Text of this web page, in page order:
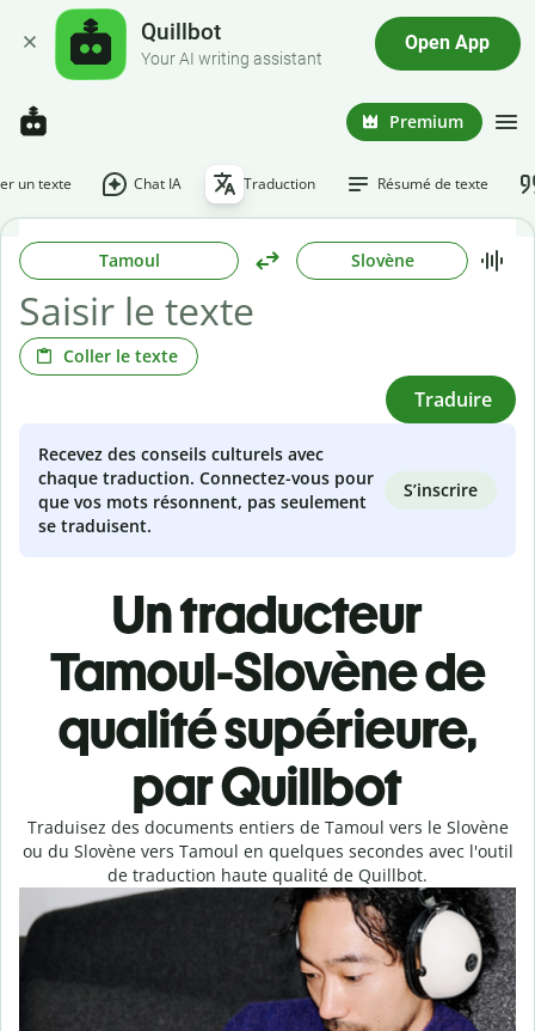
Quillbot
Your AI writing assistant
Open App
Premium
un texte Chat IA Traduction Résumé de texte
Tamoul Slovène
Coller le texte
Traduire
Recevez des conseils culturels avec
chaque traduction. Connectez-vous pour
que vos mots résonnent, pas seulement
se traduisent.
S’inscrire
Un traducteur
Tamoul-Slovène de
qualité supérieure,
par Quillbot
Traduisez des documents entiers de Tamoul vers le Slovène
ou du Slovène vers Tamoul en quelques secondes avec l'outil
de traduction haute qualité de Quillbot.